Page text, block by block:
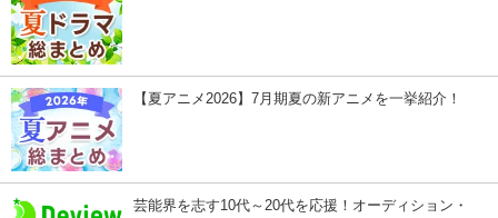
【夏アニメ2026】7月期夏の新アニメを一挙紹介！
芸能界を志す10代～20代を応援！オーディション・